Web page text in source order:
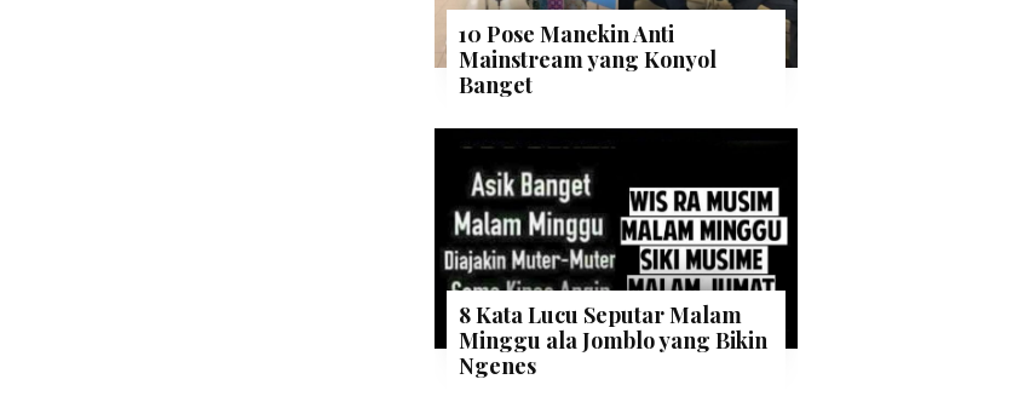
10 Pose Manekin Anti
Mainstream yang Konyol
Banget
8 Kata Lucu Seputar Malam
Minggu ala Jomblo yang Bikin
Ngenes